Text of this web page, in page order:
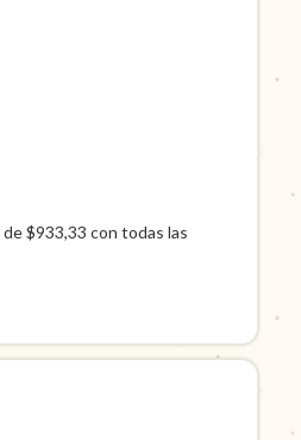
de$933,33 con todas las